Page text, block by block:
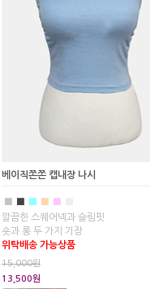
베이직쫀쫀 캡내장 나시
■ ■ ■ ■ ■
깔끔한 스퀘어넥과 슬림핏
숏과 롱 두 가지 기장
위탁배송 가능상품
15,000원
13,500원